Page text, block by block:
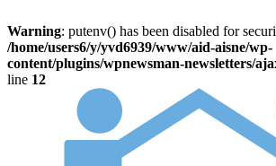
Warning: putenv() has been disabled for
/home/users6/y/yvd6939/www/aid-aisne/wp-
content/plugins/wpnewsman-newsletters/
line 12